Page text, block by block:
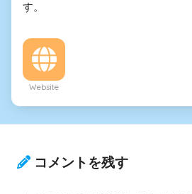
す。
Website
コメントを残す